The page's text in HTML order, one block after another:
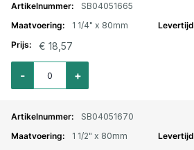
SB04051665
1 1/4" x 80mm
€ 18,57
Aantal voor Pijpnippel RVS nr. 23 buitendraad
+
-
SB04051670
1 1/2" x 80mm